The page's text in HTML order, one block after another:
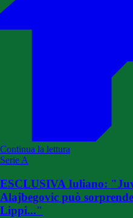
Continua la lettura
Serie A
ESCLUSIVA Iuliano:
Alajbegovic può
Lippi..."